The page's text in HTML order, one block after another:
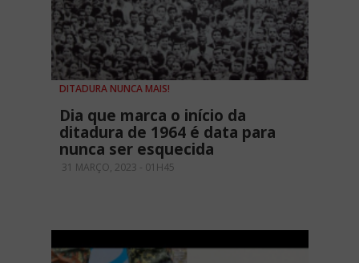
DITADURA NUNCA MAIS!
Dia que marca o início da
ditadura de 1964 é data para
nunca ser esquecida
31 MARÇO, 2023 - 01H45